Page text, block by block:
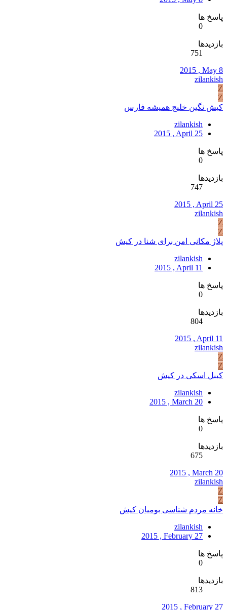
پاسخ ها
0
بازدیدها
751
2015 , May 8
zilankish
Z
Z
کیش نگین خلیج همیشه فارس
zilankish
2015 , April 25
پاسخ ها
0
بازدیدها
747
2015 , April 25
zilankish
Z
Z
پلاژ مکانی امن برای شنا در کیش
zilankish
2015 , April 11
پاسخ ها
0
بازدیدها
804
2015 , April 11
zilankish
Z
Z
کیبل اسکی در کیش
zilankish
2015 , March 20
پاسخ ها
0
بازدیدها
675
2015 , March 20
zilankish
Z
Z
خانه مردم شناسی بومیان کیش
zilankish
2015 , February 27
پاسخ ها
0
بازدیدها
813
2015 , February 27